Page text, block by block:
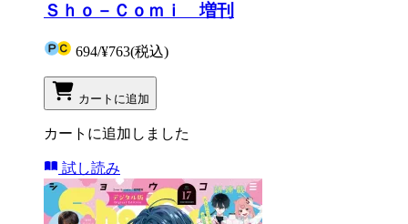
Ｓｈｏ－Ｃｏｍｉ 増刊
694/¥763(税込)
カートに追加
カートに追加しました
試し読み